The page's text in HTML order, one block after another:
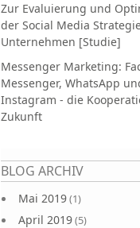
Zur Evaluierung und
der Social Media
Unternehmen [Studie]
Messenger Marketing:
Messenger, WhatsApp
Instagram - die
Zukunft
BLOG ARCHIV
Mai 2019(1)
April 2019(5)
Seiten